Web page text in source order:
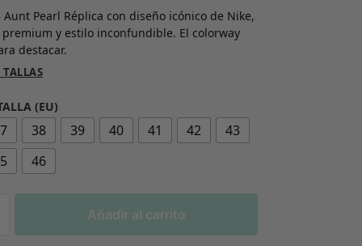
Aunt Pearl Réplica con diseño icónico de Nike,
y estilo inconfundible. El colorway
destacar.
(EU)
38 39 40 41 42
43
46
Añadir al carrito